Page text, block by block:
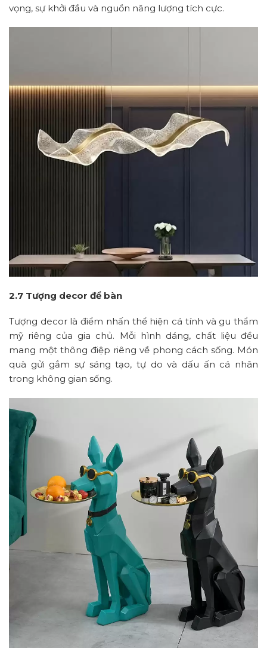
vọng, sự khởi đầu và nguồn năng lượng tích cực.
2.7 Tượng decor để bàn
Tượng decor là điểm nhấn thể hiện cá tính và gu thẩm
mỹ riêng của gia chủ. Mỗi hình dáng, chất liệu đều
mang một thông điệp riêng về phong cách sống. Món
quà gửi gắm sự sáng tạo, tự do và dấu ấn cá nhân
trong không gian sống.